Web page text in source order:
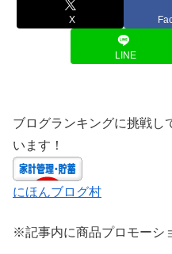
X
LINE
ブログランキングに挑戦し
います！
にほんブログ村
※記事内に商品プロモーシ